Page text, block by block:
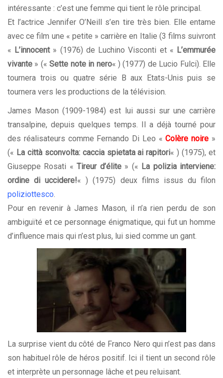
intéressante : c’est une femme qui tient le rôle principal.
Et l’actrice Jennifer O’Neill s’en tire très bien. Elle entame
avec ce film une « petite » carrière en Italie (3 films suivront
« L’innocent» (1976) de Luchino Visconti et « L’emmurée
vivante » («Sette note in nero« ) (1977) de Lucio Fulci). Elle
tournera trois ou quatre série B aux Etats-Unis puis se
tournera vers les productions de la télévision.
James Mason (1909-1984) est lui aussi sur une carrière
transalpine, depuis quelques temps. Il a déjà tourné pour
des réalisateurs comme Fernando Di Leo «Colère noire »
(« La città sconvolta: caccia spietata ai rapitori« ) (1975), et
Giuseppe Rosati «Tireur d’élite» (« La polizia interviene:
ordine di uccidere!« ) (1975) deux films issus du filon
poliziottesco.
Pour en revenir à James Mason, il n’a rien perdu de son
ambiguïté et ce personnage énigmatique, qui fut un homme
d’influence mais qui n’est plus, lui sied comme un gant.
La surprise vient du côté de Franco Nero qui n’est pas dans
son habituel rôle de héros positif. Ici il tient un second rôle
et interprète un personnage lâche et peu reluisant.